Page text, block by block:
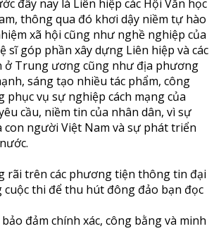
đây nay là Liên hiệp các Hội Văn học
thông qua đó khơi dậy niềm tự hào
xã hội cũng như nghề nghiệp của
sĩ góp phần xây dựng Liên hiệp và các
ở Trung ương cũng như địa phương
sáng tạo nhiều tác phẩm, công
vụ sự nghiệp cách mạng của
cầu, niềm tin của nhân dân, vì sự
người Việt Nam và sự phát triển
rãi trên các phương tiện thông tin đại
cuộc thi để thu hút đông đảo bạn đọc
đảm chính xác, công bằng và minh